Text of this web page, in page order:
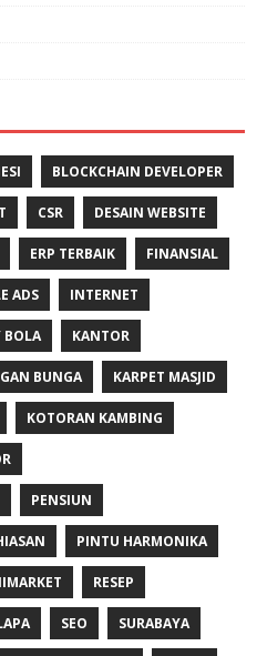
BLOCKCHAIN DEVELOPER
CSR DESAIN WEBSITE
ERP TERBAIK FINANSIAL
ADS INTERNET
BOLA KANTOR
BUNGA KARPET MASJID
KOTORAN KAMBING
PENSIUN
PINTU HARMONIKA
RESEP
SEO SURABAYA